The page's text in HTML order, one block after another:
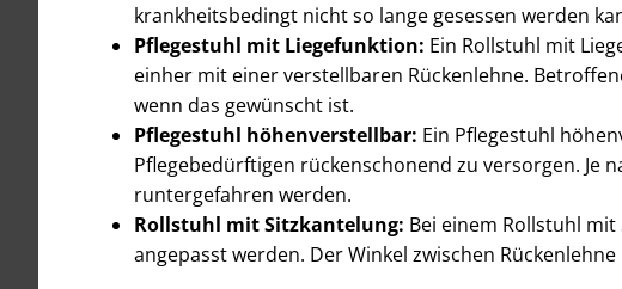
krankheitsbedingt nicht so lange gesessen werden
Pflegestuhl mit Liegefunktion: Ein Rollstuhl mit
einher mit einer verstellbaren Rückenlehne.
wenn das gewünscht ist.
Pflegestuhl höhenverstellbar: Ein Pflegestuhl
Pflegebedürftigen rückenschonend zu versorgen. Je
runtergefahren werden.
Rollstuhl mit Sitzkantelung: Bei einem Rollstuhl
angepasst werden. Der Winkel zwischen